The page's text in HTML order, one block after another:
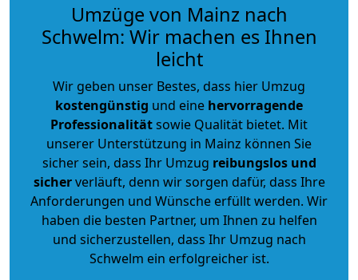
Umzüge von Mainz nach
Schwelm: Wir machen es Ihnen
leicht
Wir geben unser Bestes, dass hier Umzug
kostengünstig und eine hervorragende
Professionalitätsowie Qualität bietet. Mit
unserer Unterstützung in Mainz können Sie
sicher sein, dass Ihr Umzug reibungslos und
sicherverläuft, denn wir sorgen dafür, dass Ihre
Anforderungen und Wünsche erfüllt werden. Wir
haben die besten Partner, um Ihnen zu helfen
und sicherzustellen, dass Ihr Umzug nach
Schwelm ein erfolgreicher ist.